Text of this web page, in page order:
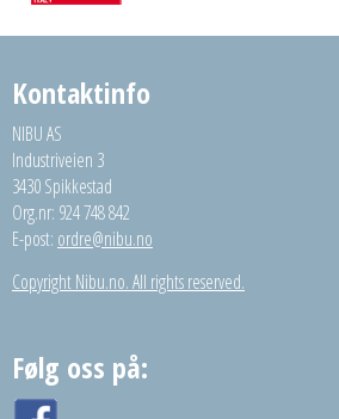
Kontaktinfo
NIBU AS
Industriveien 3
3430 Spikkestad
Org.nr: 924 748 842
E-post: ordre@nibu.no
Copyright Nibu.no. All rights reserved.
Følg oss på: